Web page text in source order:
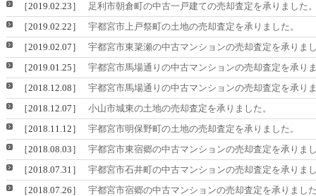
［2019.02.23］
足利市朝倉町の中古一戸建ての売却査定を承りました。
［2019.02.22］
宇都宮市上戸祭町の土地の売却査定を承りました。
［2019.02.07］
宇都宮市東簗瀬の中古マンションの売却査定を承りまし
［2019.01.25］
宇都宮市馬場通りの中古マンションの売却査定を承りま
［2018.12.08］
宇都宮市馬場通りの中古マンションの売却査定を承りま
［2018.12.07］
小山市城東の土地の売却査定を承りました。
［2018.11.12］
宇都宮市明保野町の土地の売却査定を承りました。
［2018.08.03］
宇都宮市東宿郷の中古マンションの売却査定を承りまし
［2018.07.31］
宇都宮市石井町の中古マンションの売却査定を承りまし
［2018.07.26］
宇都宮市宿郷の中古マンションの売却査定を承りました